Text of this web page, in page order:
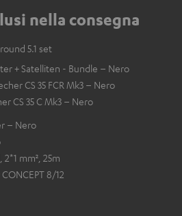
nella consegna
5.1 set
+ Satelliten - Bundle – Nero
CS 35 FCR Mk3 – Nero
CS 35 C Mk3 – Nero
– Nero
mm², 25m
8/12